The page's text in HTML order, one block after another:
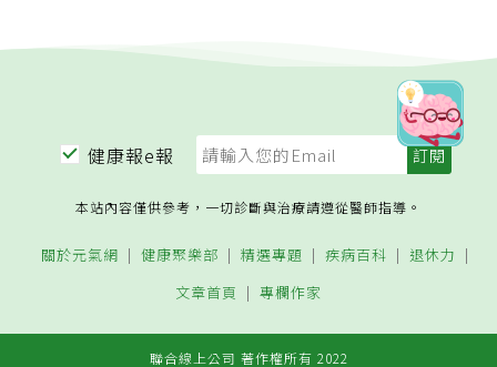
健康報e報
本站內容僅供參考，一切診斷與治療請遵從醫師指導。
關於元氣網 健康聚樂部 精選專題 疾病百科
退休力
文章首頁
專欄作家
聯合線上公司 著作權所有 2022